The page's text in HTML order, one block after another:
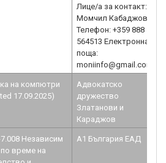
Лице/а за контакт:
Момчил Кабаджов
Телефон: +359 888
564513 Електронна
поща:
moniinfo@gmail.com
на компютри
17.09.2025)
Адвокатско
дружество
Златанови и
Караджов
7.008 Независим
време на
А1 България ЕАД